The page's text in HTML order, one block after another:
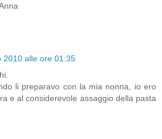
2010 alle ore 01:35
li preparavo con la mia nonna, io ero
e al considerevole assaggio della pasta